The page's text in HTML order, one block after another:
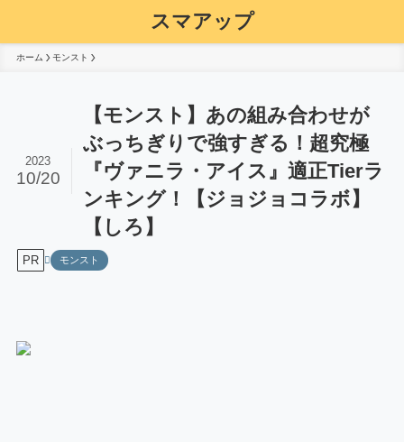
スマアップ
ホーム モンスト
【モンスト】あの組み合わせが
ぶっちぎりで強すぎる！超究極
『ヴァニラ・アイス』適正Tierラ
ンキング！【ジョジョコラボ】
【しろ】
2023
10/20
PR モンスト